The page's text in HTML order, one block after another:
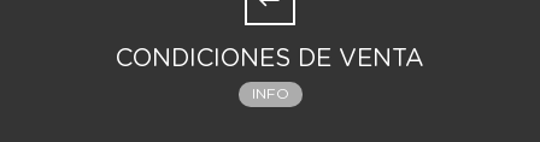
CONDICIONES DE VENTA
INFO